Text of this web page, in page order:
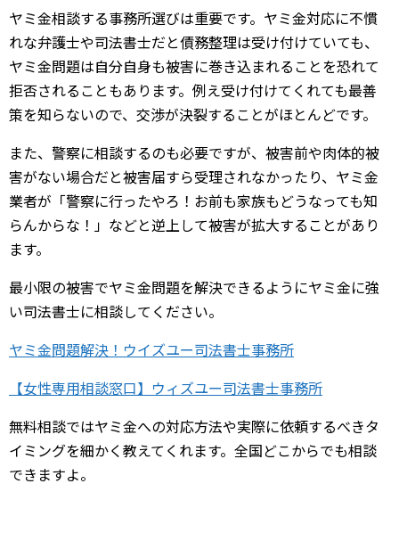
ヤミ金相談する事務所選びは重要です。ヤミ金対応に不慣
れな弁護士や司法書士だと債務整理は受け付けていても、
ヤミ金問題は自分自身も被害に巻き込まれることを恐れて
拒否されることもあります。例え受け付けてくれても最善
策を知らないので、交渉が決裂することがほとんどです。
また、警察に相談するのも必要ですが、被害前や肉体的被
害がない場合だと被害届すら受理されなかったり、ヤミ金
業者が「警察に行ったやろ！お前も家族もどうなっても知
らんからな！」などと逆上して被害が拡大することがあり
ます。
最小限の被害でヤミ金問題を解決できるようにヤミ金に強
い司法書士に相談してください。
ヤミ金問題解決！ウイズユー司法書士事務所
【女性専用相談窓口】ウィズユー司法書士事務所
無料相談ではヤミ金への対応方法や実際に依頼するべきタ
イミングを細かく教えてくれます。全国どこからでも相談
できますよ。